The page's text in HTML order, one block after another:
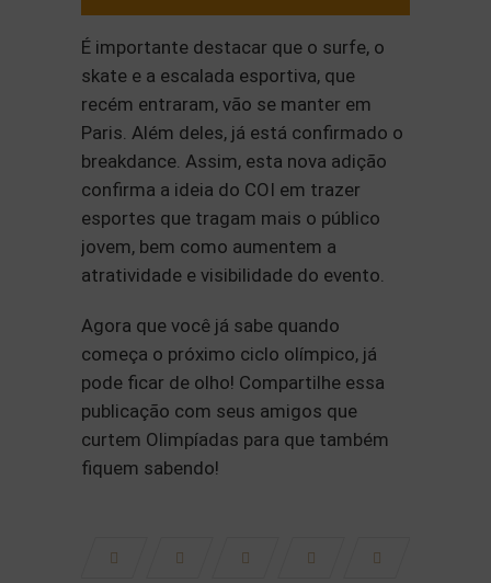
É importante destacar que o surfe, o
skate e a escalada esportiva, que
recém entraram, vão se manter em
Paris. Além deles, já está confirmado o
breakdance. Assim, esta nova adição
confirma a ideia do COI em trazer
esportes que tragam mais o público
jovem, bem como aumentem a
atratividade e visibilidade do evento.
Agora que você já sabe quando
começa o próximo ciclo olímpico, já
pode ficar de olho! Compartilhe essa
publicação com seus amigos que
curtem Olimpíadas para que também
fiquem sabendo!